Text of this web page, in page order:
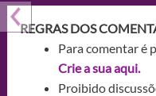
REGRAS DOS
Para comentar é
Crie a sua aqui.
Proibido